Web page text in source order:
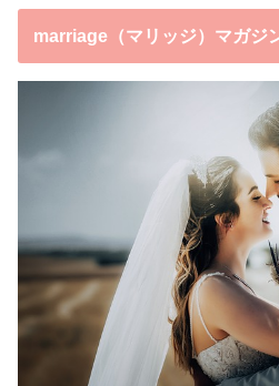
marriage（マリッジ）マガジ